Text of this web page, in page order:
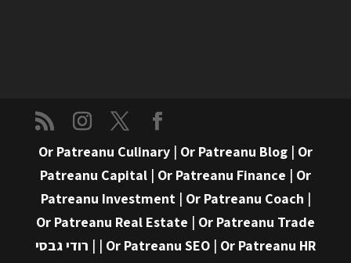
Or Patreanu Culinary | Or Patreanu Blog | Or
Patreanu Capital | Or Patreanu Finance | Or
Patreanu Investment| Or Patreanu Coach |
Or Patreanu Real Estate | Or Patreanu Trade
| Or Patreanu SEO | Or Patreanu HR
| רודי גבסי